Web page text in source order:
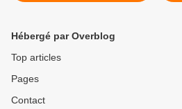
Hébergé par Overblog
Top articles
Pages
Contact